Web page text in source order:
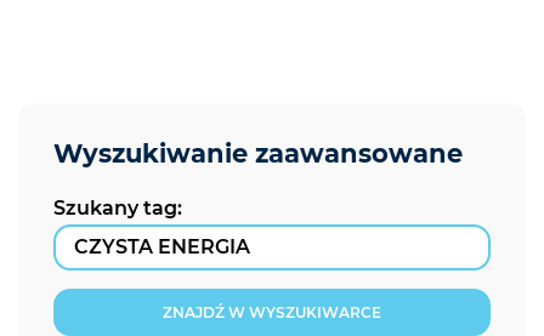
Szukany tag:
ZNAJDŹ W WYSZUKIWARCE